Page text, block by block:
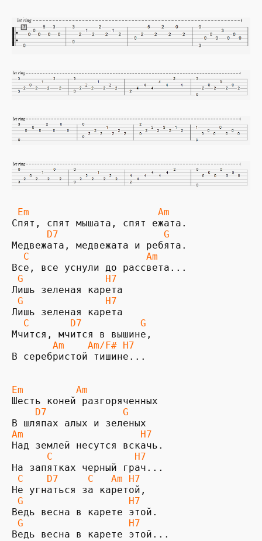
Em                      Am
      D7                  G
  C                    Am
G              H7
G              H7
  C       D7          G
       Am    Am/F# H7
В серебристой тишине...
Em         Am
    D7             G
Am                    H7
      C              H7
C    D7     C   Am H7
G                  H7
G                  H7
Ведь весна в карете этой...